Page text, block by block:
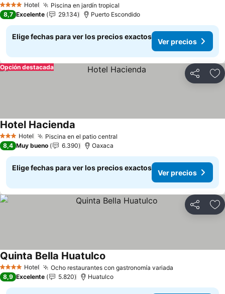
4 EstrellasHotel Piscina en jardín tropical
8,7 Excelente 29.134 Puerto Escondido
Elige fechas para ver los precios exactos
Ver precios
Compartir
Opción destacada
3 Estrellas
Hotel Piscina en el patio central
Hotel Hacienda
8,4 Muy bueno 6.390 Oaxaca
Elige fechas para ver los precios exactos
Ver precios
Compartir
4 EstrellasHotel Ocho restaurantes con gastronomía variada
Quinta Bella Huatulco
8,9 Excelente 5.820 Huatulco